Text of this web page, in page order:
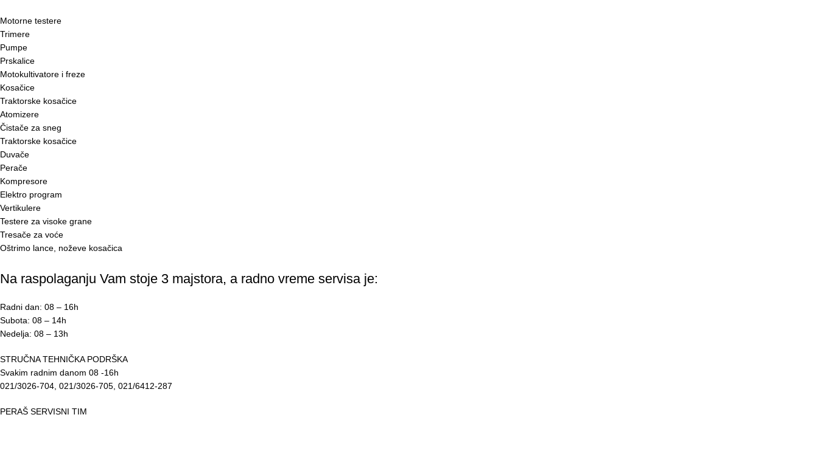
Motorne testere
Trimere
Pumpe
Prskalice
Motokultivatore i freze
Kosačice
Traktorske kosačice
Atomizere
Čistače za sneg
Traktorske kosačice
Duvače
Perače
Kompresore
Elektro program
Vertikulere
Testere za visoke grane
Tresače za voće
Oštrimo lance, noževe kosačica
Na raspolaganju Vam stoje 3 majstora, a radno vreme servisa je:
Radni dan: 08 – 16h
Subota: 08 – 14h
Nedelja: 08 – 13h
STRUČNA TEHNIČKA PODRŠKA
Svakim radnim danom 08 -16h
021/3026-704, 021/3026-705, 021/6412-287
PERAŠ SERVISNI TIM